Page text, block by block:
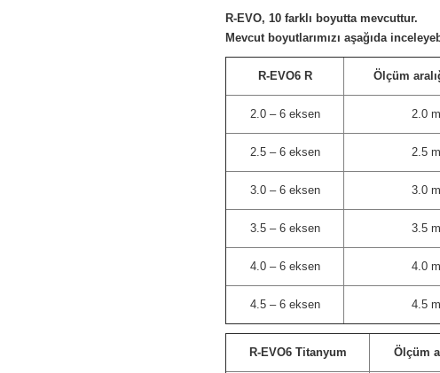
R-EVO, 10 farklı boyutta mevcuttur.
Mevcut boyutlarımızı aşağıda
R-EVO6 R Ölçüm
2.0 – 6 eksen 2.0 m
2.5 – 6 eksen 2.5 m
3.0 – 6 eksen 3.0 m
3.5 – 6 eksen 3.5 m
4.0 – 6 eksen 4.0 m
4.5 – 6 eksen 4.5 m
R-EVO6 Titanyum Ölçüm